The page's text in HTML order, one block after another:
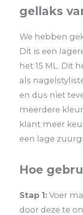
gellaks
We hebben
Dit is een
het 15 ML. Dit
als
en dus niet
meerdere
klant meer
een lage
Hoe
Stap 1: Voer
door deze te